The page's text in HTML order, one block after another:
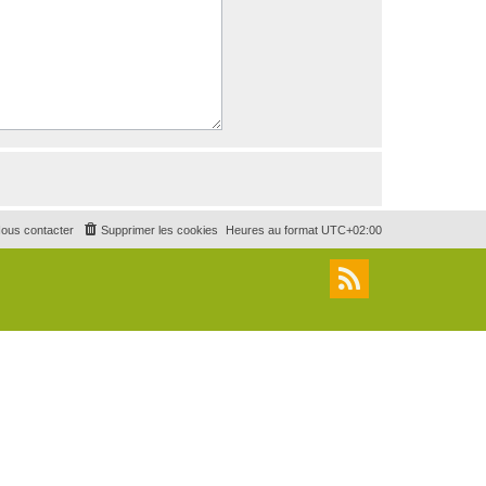
Heures au format UTC+02:00
Supprimer les cookies
contacter